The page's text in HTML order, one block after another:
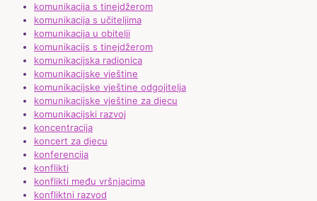
komunikacija s tinejdžerom
komunikacija s učiteljima
komunikacija u obitelji
komunikacijs s tinejdžerom
komunikacijska radionica
komunikacijske vještine
komunikacijske vještine odgojitelja
komunikacijske vještine za djecu
komunikacijski razvoj
koncentracija
koncert za djecu
konferencija
konflikti
konflikti među vršnjacima
konfliktni razvod